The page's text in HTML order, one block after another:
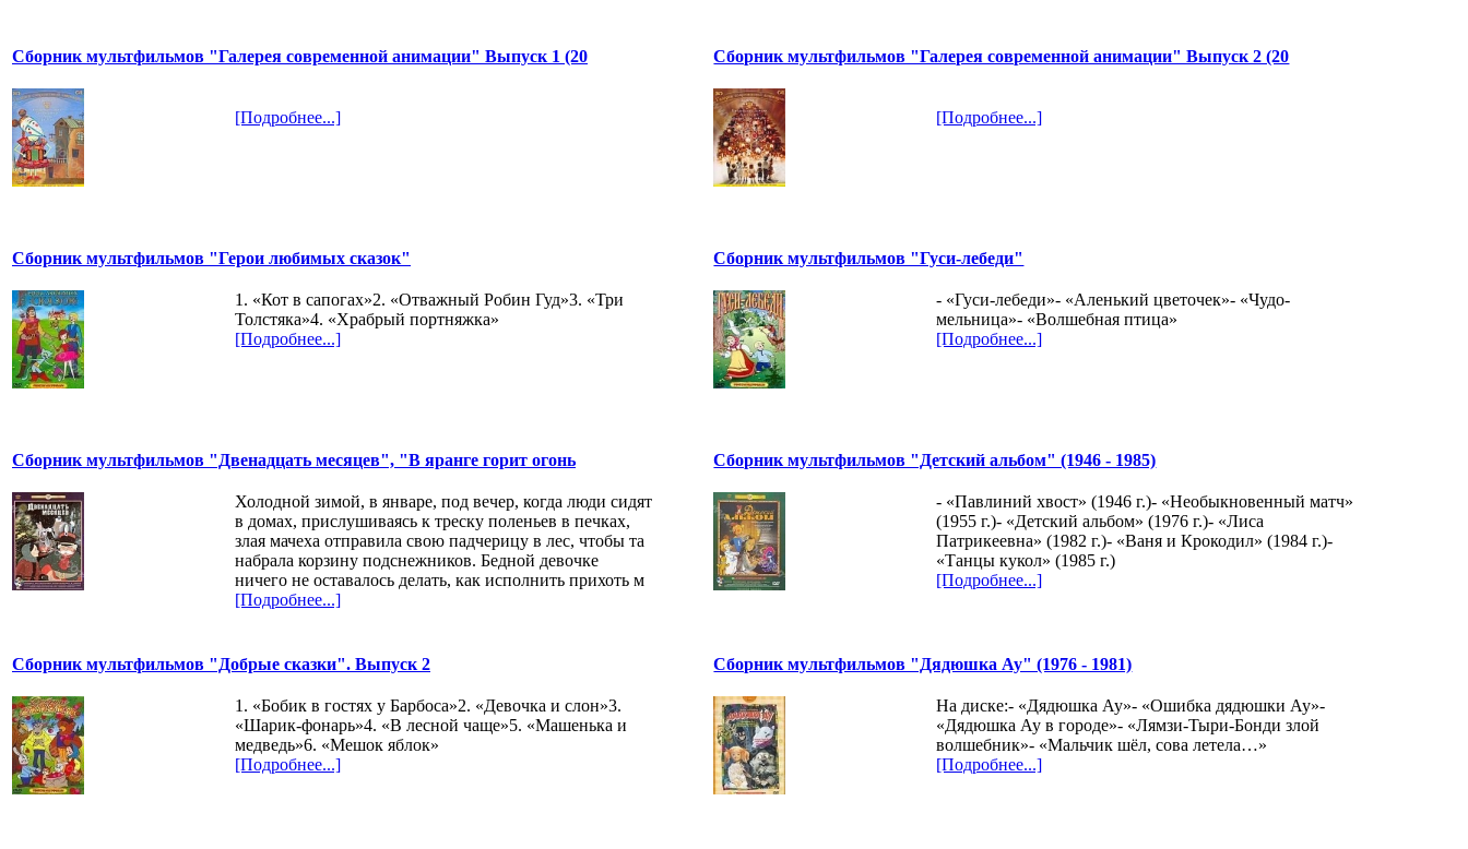
Сборник мультфильмов "Галерея современной анимации" Выпуск 1 (20
[Подробнее...]
Сборник мультфильмов "Галерея современной анимации" Выпуск 2 (20
[Подробнее...]
Сборник мультфильмов "Герои любимых сказок"
1. «Кот в сапогах»2. «Отважный Робин Гуд»3. «Три
Толстяка»4. «Храбрый портняжка»
[Подробнее...]
Сборник мультфильмов "Гуси-лебеди"
- «Гуси-лебеди»- «Аленький цветочек»- «Чудо-
мельница»- «Волшебная птица»
[Подробнее...]
Сборник мультфильмов "Двенадцать месяцев", "В яранге горит огонь
Холодной зимой, в январе, под вечер, когда люди сидят
в домах, прислушиваясь к треску поленьев в печках,
злая мачеха отправила свою падчерицу в лес, чтобы та
набрала корзину подснежников. Бедной девочке
ничего не оставалось делать, как исполнить прихоть м
[Подробнее...]
Сборник мультфильмов "Детский альбом" (1946 - 1985)
- «Павлиний хвост» (1946 г.)- «Необыкновенный матч»
(1955 г.)- «Детский альбом» (1976 г.)- «Лиса
Патрикеевна» (1982 г.)- «Ваня и Крокодил» (1984 г.)-
«Танцы кукол» (1985 г.)
[Подробнее...]
Сборник мультфильмов "Добрые сказки". Выпуск 2
1. «Бобик в гостях у Барбоса»2. «Девочка и слон»3.
«Шарик-фонарь»4. «В лесной чаще»5. «Машенька и
медведь»6. «Мешок яблок»
[Подробнее...]
Сборник мультфильмов "Дядюшка Ау" (1976 - 1981)
На диске:- «Дядюшка Ау»- «Ошибка дядюшки Ау»-
«Дядюшка Ау в городе»- «Лямзи-Тыри-Бонди злой
волшебник»- «Мальчик шёл, сова летела…»
[Подробнее...]